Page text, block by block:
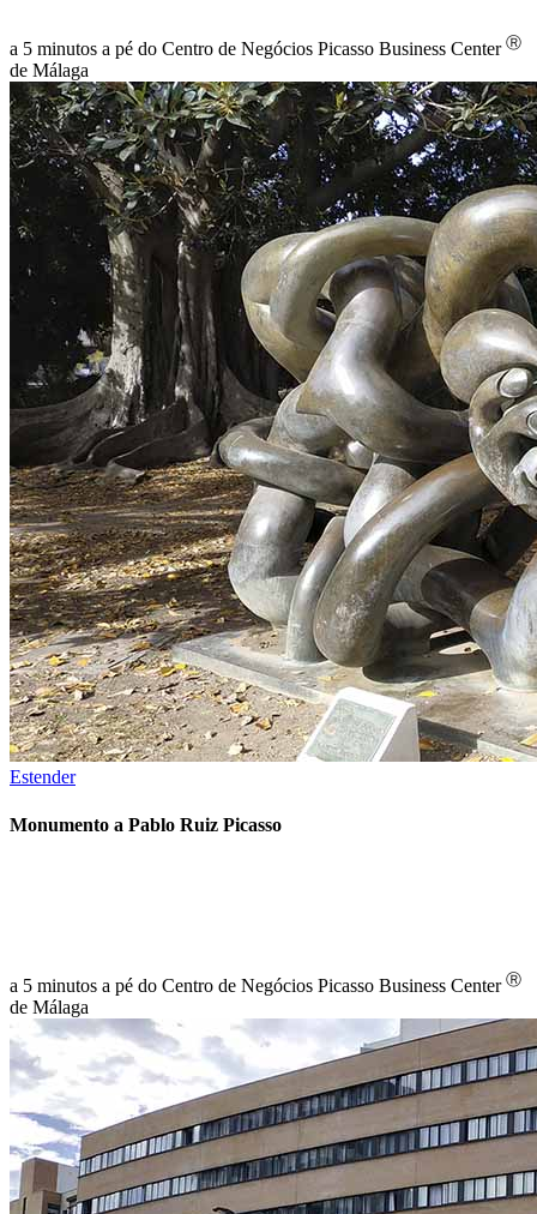
a 5 minutos a pé do Centro de Negócios Picasso Business Center Ⓡ
de Málaga
Estender
Monumento a Pablo Ruiz Picasso
a 5 minutos a pé do Centro de Negócios Picasso Business Center Ⓡ
de Málaga